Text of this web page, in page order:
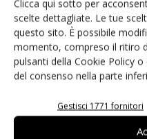
Clicca qui sotto per
scelte dettagliate. Le tue
questo sito. È possibile
momento, compreso il ritiro
pulsanti della Cookie Policy
del consenso nella parte
Gestisci 1771 fornitori
Edicola web
PCB Magazine